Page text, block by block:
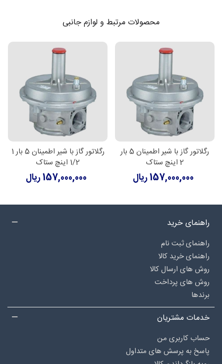
محصولات مرتبط و لوازم جانبی
رگلاتور گاز با شیر اطمینان 5 بار
2 اینچ ستاک
157,000,000 ریال
رگلاتور گاز با شیر اطمینان 5 بار 1
1/2 اینچ ستاک
157,000,000 ریال
راهنمای خرید
راهنمای ثبت نام
راهنمای خرید کالا
روش های ارسال کالا
روش های پرداخت
برندها
خدمات مشتریان
حساب کاربری من
پاسخ به پرسش های متداول